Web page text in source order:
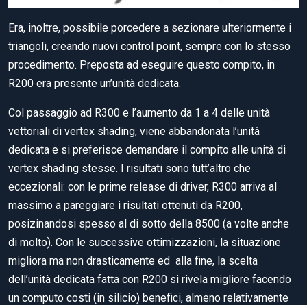
Era, inoltre, possibile porcedere a sezionare ulteriormente i
triangoli, creando nuovi control point, sempre con lo stesso
procedimento. Preposta ad eseguire questo compito, in
R200 era presente un’unità dedicata.
Col passaggio ad R300 e l’aumento da 1 a 4 delle unità
vettoriali di vertex shading, viene abbandonata l’unità
dedicata e si preferisce demandare il compito alle unità di
vertex shading stesse. I risultati sono tutt’altro che
eccezionali: con le prime release di driver, R300 arriva al
massimo a pareggiare i risultati ottenuti da R200,
posizinandosi spesso al di sotto della 8500 (a volte anche
di molto). Con le successive ottimizzazioni, la situazione
migliora ma non drasticamente ed alla fine, la scelta
dell’unità dedicata fatta con R200 si rivela migliore facendo
un computo costi (in silicio) benefici, almeno relativamente